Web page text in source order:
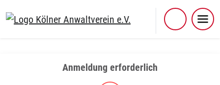
Anmeldung erforderlich